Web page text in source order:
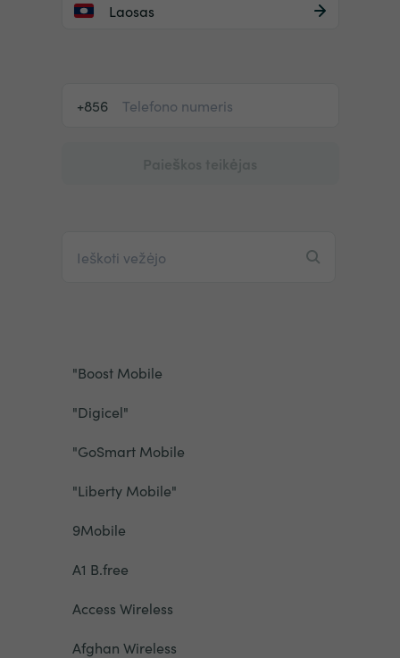
Laosas
+856
"Boost Mobile
"Digicel"
"GoSmart Mobile
"Liberty Mobile"
9Mobile
A1 B.free
Access Wireless
Afghan Wireless